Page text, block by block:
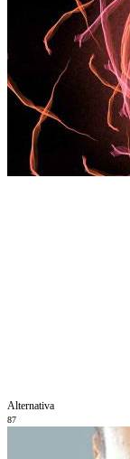
Alternativa
87